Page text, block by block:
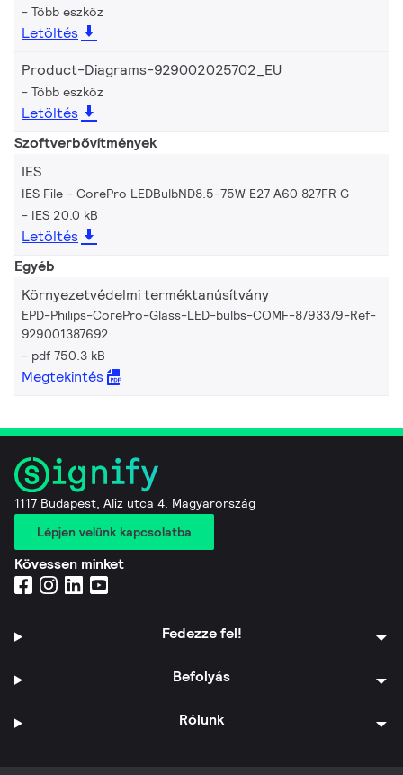
Több eszköz
Letöltés
Product-Diagrams-929002025702_EU
Több eszköz
Letöltés
Szoftverbővítmények
IES
IES File - CorePro LEDBulbND8.5-75W E27 A60 827FR G
IES 20.0 kB
Letöltés
Egyéb
Környezetvédelmi terméktanúsítvány
EPD-Philips-CorePro-Glass-LED-bulbs-COMF-8793379-Ref-
929001387692
pdf 750.3 kB
Megtekintés
1117 Budapest, Aliz utca 4. Magyarország
Lépjen velünk kapcsolatba
Kövessen minket
Fedezze fel!
Befolyás
Rólunk